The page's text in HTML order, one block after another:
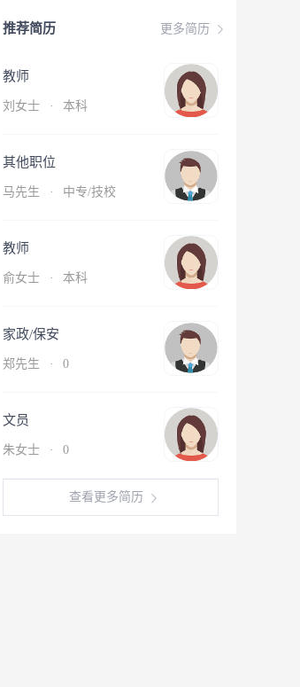
更多简历
推荐简历
教师
刘女士 · 本科
其他职位
马先生 · 中专/技校
教师
俞女士 · 本科
家政/保安
郑先生 · 0
文员
朱女士 · 0
查看更多简历